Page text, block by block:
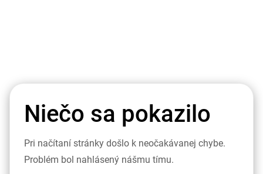
Niečo sa pokazilo
Pri načítaní stránky došlo k neočakávanej chybe.
Problém bol nahlásený nášmu tímu.